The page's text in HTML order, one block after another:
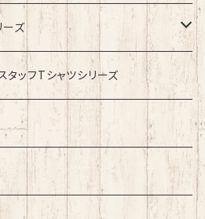
ーズ
ッフTシャツシリーズ